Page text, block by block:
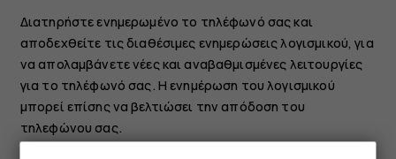
Διατηρήστε ενημερωμένο το τηλέφωνό σας και
αποδεχθείτε τις διαθέσιμες ενημερώσεις λογισμικού, για
να απολαμβάνετε νέες και αναβαθμισμένες λειτουργίες
για το τηλέφωνό σας. Η ενημέρωση του λογισμικού
μπορεί επίσης να βελτιώσει την απόδοση του
τηλεφώνου σας.